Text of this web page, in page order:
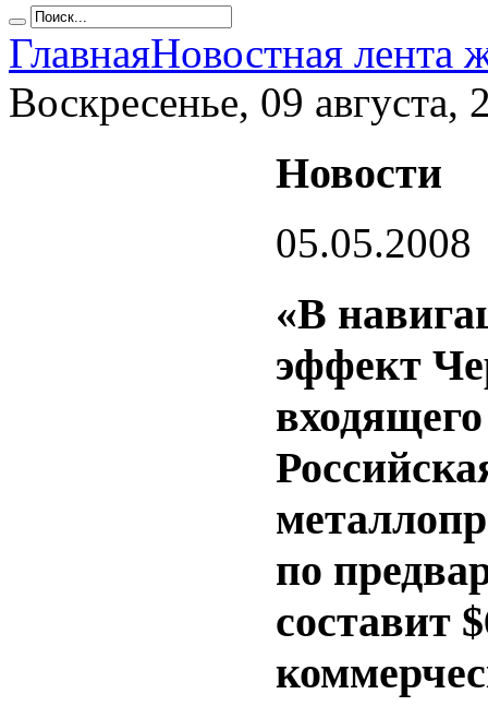
ГлавнаяНовостная лента
Воскресенье, 09 августа,
Новости
05.05.2008
«В
эффект
по
составит